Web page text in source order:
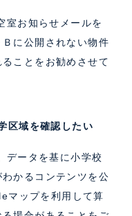
室お知らせメールを
に公開されない物件
ことをお勧めさせて
区域を確認したい
データを基に小学校
かるコンテンツを公
マップを利用して算